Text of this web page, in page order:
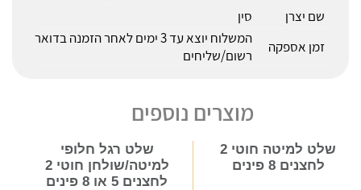
שם יצרן
סין
זמן אספקה
המשלוח יוצא עד 3 ימים לאחר הזמנה בדואר
רשום/שליחים
מוצרים נוספים
שלט למיטה חוטי 2
לחצנים 8 פינים
שלט רגל חלופי
למיטה/שולחן חוטי 2
לחצנים 5 או 8 פינים